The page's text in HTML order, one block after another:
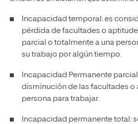
Incapacidad temporal: es
pérdida de facultades o
parcial o totalmente a una
su trabajo por algún tiempo.
Incapacidad Permanente
disminución de las facultades o
persona para trabajar.
Incapacidad permanente total: